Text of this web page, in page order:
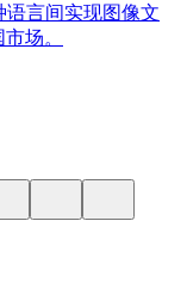
言间实现图像文
场。